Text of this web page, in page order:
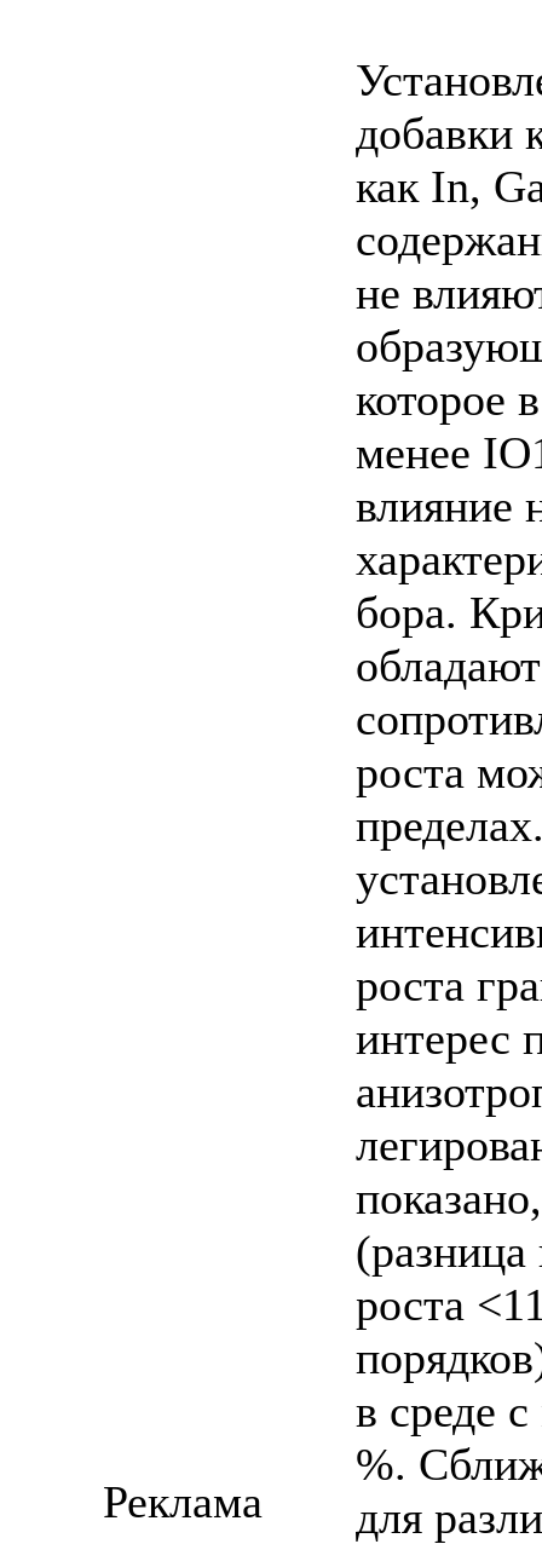
добавки
как In,
не
которое
менее
влияние
бора.
роста
роста
интерес
роста
в среде
%.
для
Реклама